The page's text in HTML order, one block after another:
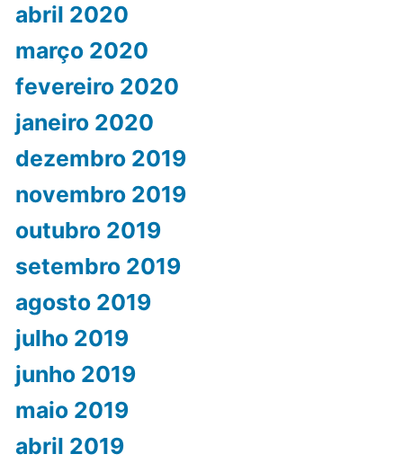
abril 2020
março 2020
fevereiro 2020
janeiro 2020
dezembro 2019
novembro 2019
outubro 2019
setembro 2019
agosto 2019
julho 2019
junho 2019
maio 2019
abril 2019